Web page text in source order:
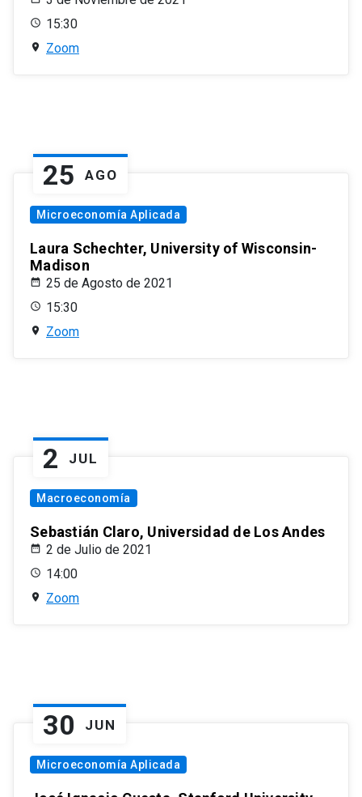
15:30
Zoom
25 AGO
Microeconomía Aplicada
Laura Schechter, University of Wisconsin-
Madison
25 de Agosto de 2021
15:30
Zoom
2 JUL
Macroeconomía
Sebastián Claro, Universidad de Los Andes
2 de Julio de 2021
14:00
Zoom
30 JUN
Microeconomía Aplicada